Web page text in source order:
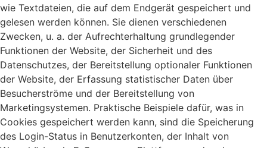
wie Textdateien, die auf dem Endgerät gespeichert und
gelesen werden können. Sie dienen verschiedenen
Zwecken, u. a. der Aufrechterhaltung grundlegender
Funktionen der Website, der Sicherheit und des
Datenschutzes, der Bereitstellung optionaler Funktionen
der Website, der Erfassung statistischer Daten über
Besucherströme und der Bereitstellung von
Marketingsystemen. Praktische Beispiele dafür, was in
Cookies gespeichert werden kann, sind die Speicherung
des Login-Status in Benutzerkonten, der Inhalt von